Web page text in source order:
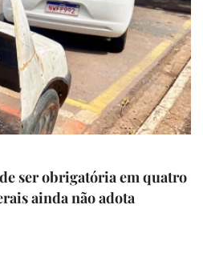
ser obrigatória em quatro
ainda não adota